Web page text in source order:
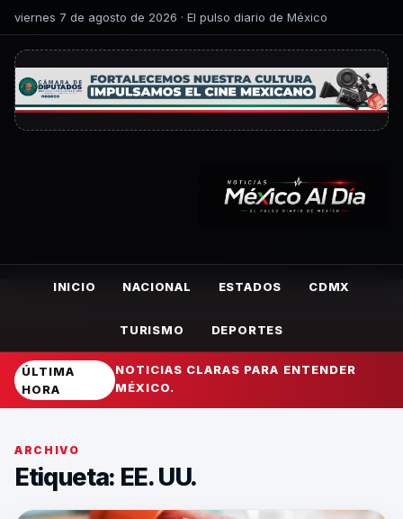
viernes 7 de agosto de 2026 · El pulso diario de México
INICIO NACIONAL ESTADOS CDMX
TURISMO DEPORTES
ÚLTIMA
HORA
NOTICIAS CLARAS PARA ENTENDER
MÉXICO.
ARCHIVO
Etiqueta: EE. UU.